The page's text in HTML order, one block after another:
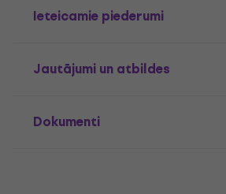
Ieteicamie piederumi
Jautājumi un atbildes
Dokumenti